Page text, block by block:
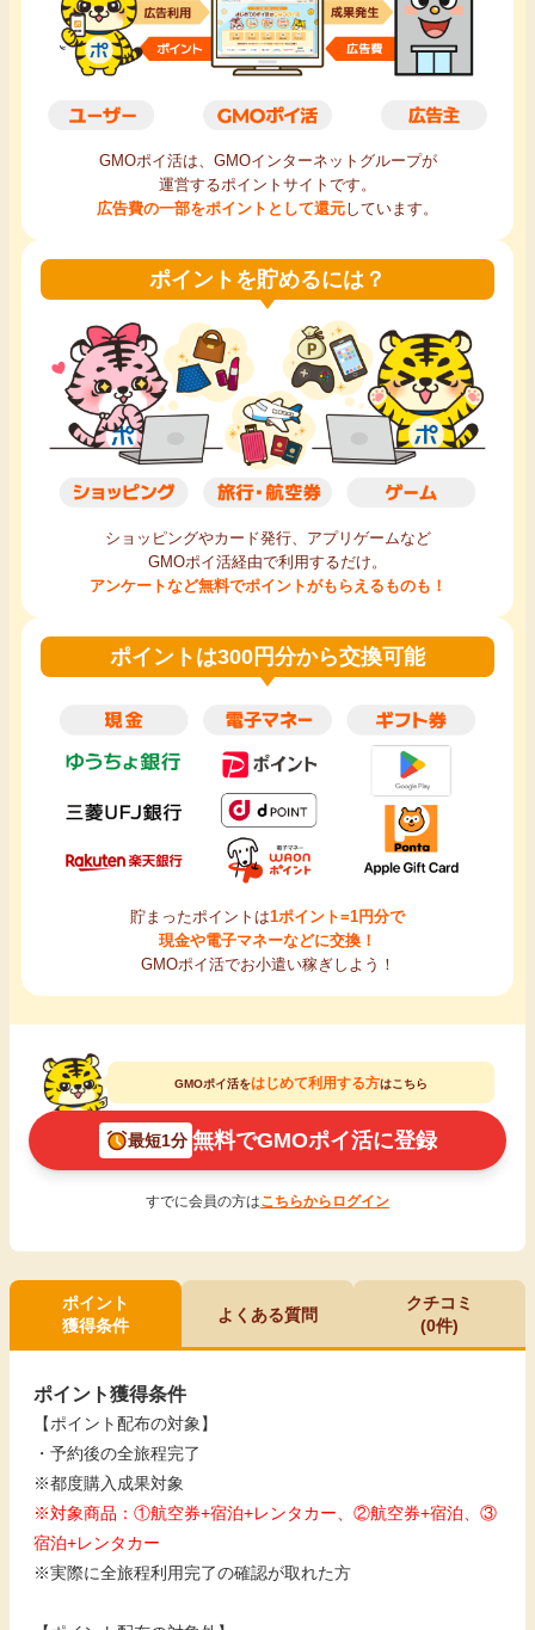
毎日ゲット
特集一覧
GMOポイ活の使い方
ヘルプセンター
GMOポイ活は、GMOインターネットグループが
運営するポイントサイトです。
広告費の一部をポイントとして還元しています。
ポイントを貯めるには？
ショッピングやカード発行、アプリゲームなど
GMOポイ活経由で利用するだけ。
アンケートなど無料でポイントがもらえるものも！
ポイントは300円分から交換可能
貯まったポイントは1ポイント=1円分で
現金や電子マネーなどに交換！
GMOポイ活でお小遣い稼ぎしよう！
GMOポイ活をはじめて利用する方はこちら
最短1分 無料でGMOポイ活に登録
すでに会員の方はこちらからログイン
ポイント
獲得条件
よくある質問
クチコミ
(0件)
ポイント獲得条件
【ポイント配布の対象】
・予約後の全旅程完了
※都度購入成果対象
※対象商品：①航空券+宿泊+レンタカー、②航空券+宿泊、③
宿泊+レンタカー
※実際に全旅程利用完了の確認が取れた方